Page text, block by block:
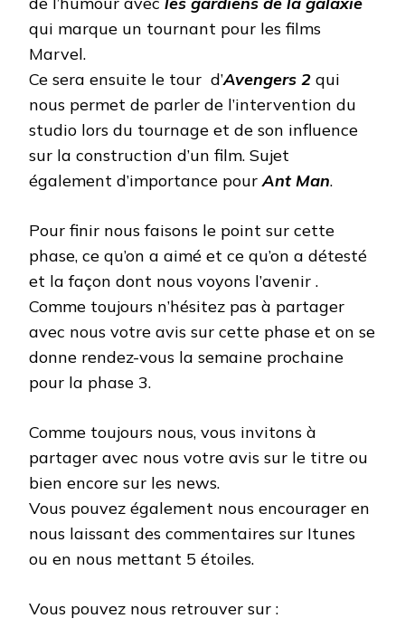
qui marque un tournant pour les films
Marvel.
Ce sera ensuite le tour d’Avengers 2 qui
nous permet de parler de l’intervention du
studio lors du tournage et de son influence
sur la construction d’un film. Sujet
également d’importance pourAnt Man.
Pour finir nous faisons le point sur cette
phase, ce qu’on a aimé et ce qu’on a détesté
et la façon dont nous voyons l’avenir .
Comme toujours n’hésitez pas à partager
avec nous votre avis sur cette phase et on se
donne rendez-vous la semaine prochaine
pour la phase 3.
Comme toujours nous, vous invitons à
partager avec nous votre avis sur le titre ou
bien encore sur les news.
Vous pouvez également nous encourager en
nous laissant des commentaires sur Itunes
ou en nous mettant 5 étoiles.
Vous pouvez nous retrouver sur :